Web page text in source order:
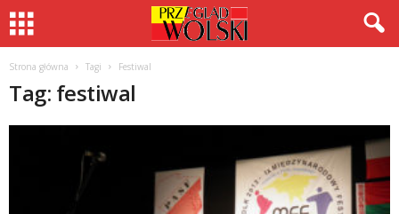
Strona główna Tagi Festiwal
Tag: festiwal